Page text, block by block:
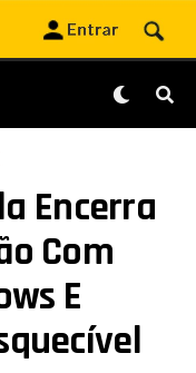
Encerra
Com
E